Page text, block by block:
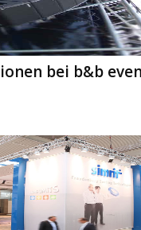
bei b&b